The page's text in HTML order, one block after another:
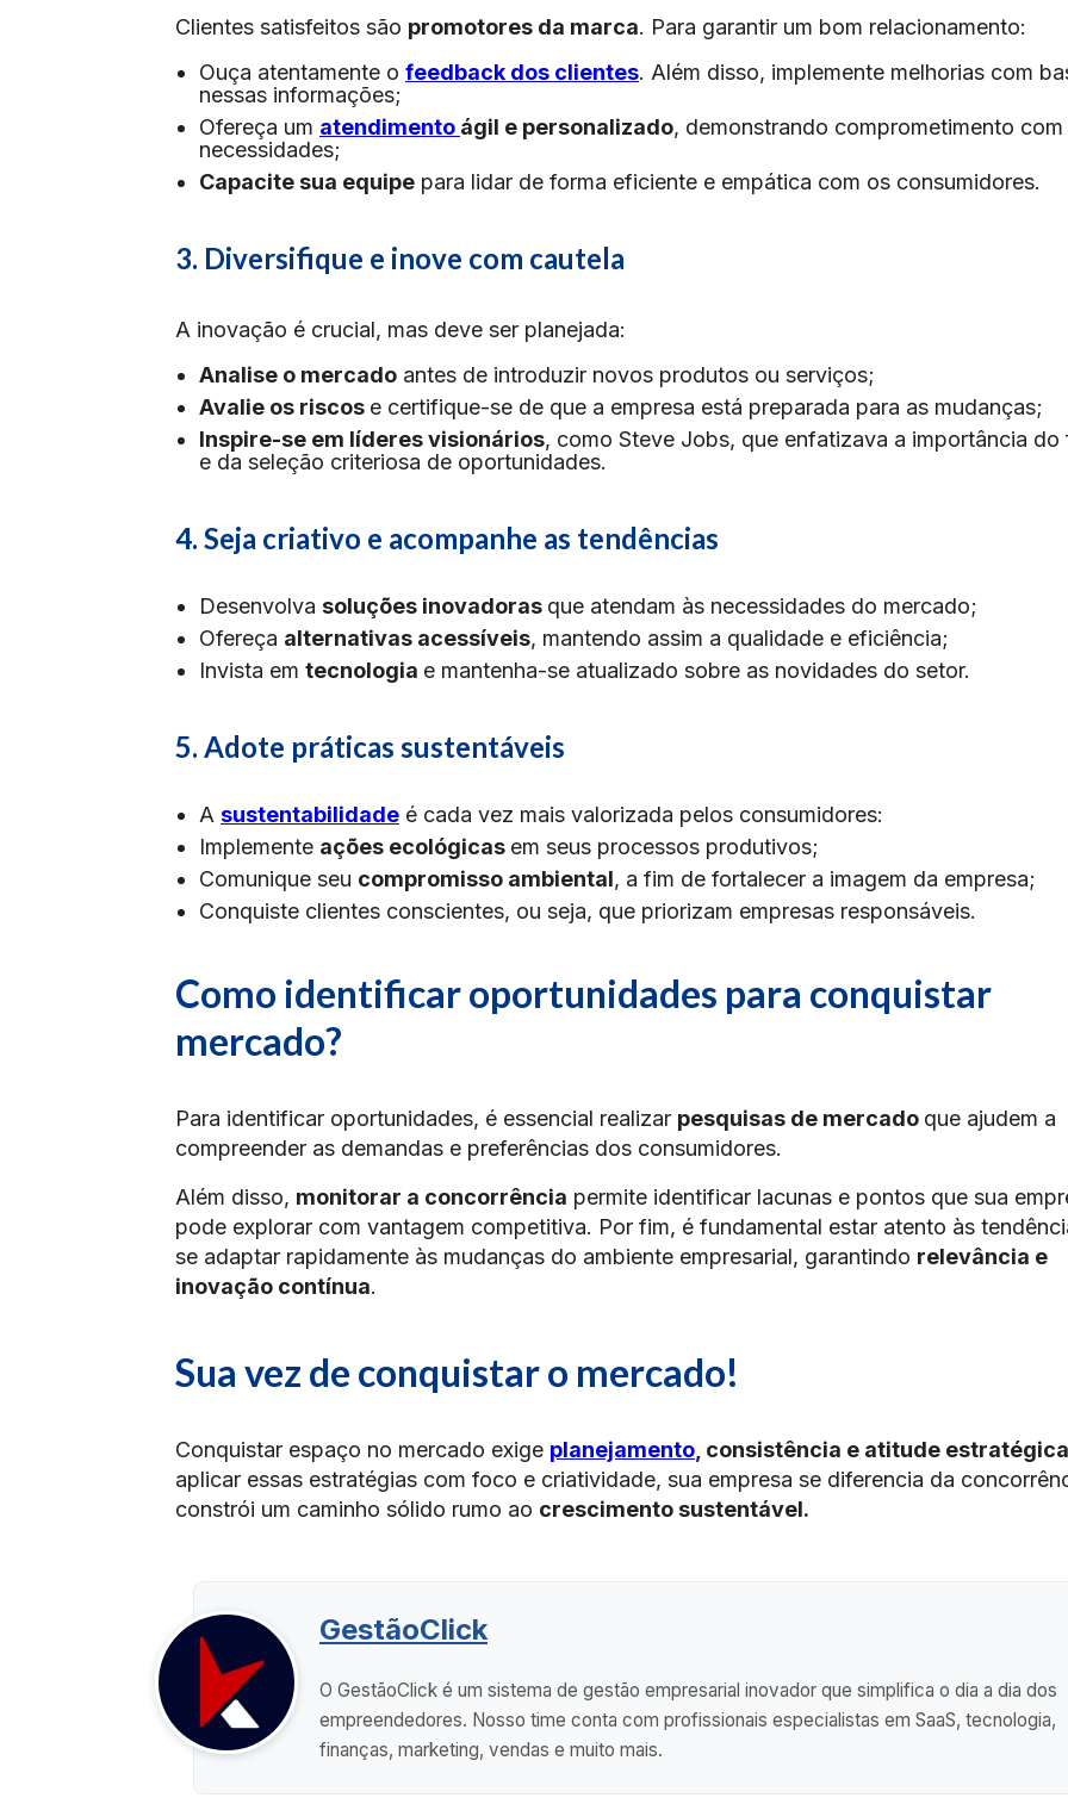
Clientes satisfeitos são promotores da marca. Para garantir um bom relacionamento:​
Ouça atentamente o feedback dos clientes. Além disso, implemente melhorias com
nessas informações;
Ofereça um atendimento ágil e personalizado, demonstrando comprometimento com
necessidades;
Capacite sua equipe para lidar de forma eficiente e empática com os consumidores.​
3. Diversifique e inove com cautela
A inovação é crucial, mas deve ser planejada:​
Analise o mercado antes de introduzir novos produtos ou serviços;
Avalie os riscos e certifique-se de que a empresa está preparada para as mudanças;
Inspire-se em líderes visionários, como Steve Jobs, que enfatizava a importância do
e da seleção criteriosa de oportunidades.​
4. Seja criativo e acompanhe as tendências
Desenvolva soluções inovadoras que atendam às necessidades do mercado;
Ofereça alternativas acessíveis, mantendo assim a qualidade e eficiência;
Invista em tecnologia e mantenha-se atualizado sobre as novidades do setor.​
5. Adote práticas sustentáveis
A sustentabilidade é cada vez mais valorizada pelos consumidores:​
Implemente ações ecológicas em seus processos produtivos;
Comunique seu compromisso ambiental, a fim de fortalecer a imagem da empresa;
Conquiste clientes conscientes, ou seja, que priorizam empresas responsáveis.​
Como identificar oportunidades para conquistar
mercado?
Para identificar oportunidades, é essencial realizar pesquisas de mercado que ajudem a
compreender as demandas e preferências dos consumidores.
Além disso, monitorar a concorrência permite identificar lacunas e pontos que sua
pode explorar com vantagem competitiva. Por fim, é fundamental estar atento às
se adaptar rapidamente às mudanças do ambiente empresarial, garantindo relevância e
inovação contínua.
Sua vez de conquistar o mercado!
Conquistar espaço no mercado exige planejamento , consistência e atitude estratégica
aplicar essas estratégias com foco e criatividade, sua empresa se diferencia da
constrói um caminho sólido rumo ao crescimento sustentável.
GestãoClick
O GestãoClick é um sistema de gestão empresarial inovador que simplifica o dia a dia dos
empreendedores. Nosso time conta com profissionais especialistas em SaaS, tecnologia,
finanças, marketing, vendas e muito mais.